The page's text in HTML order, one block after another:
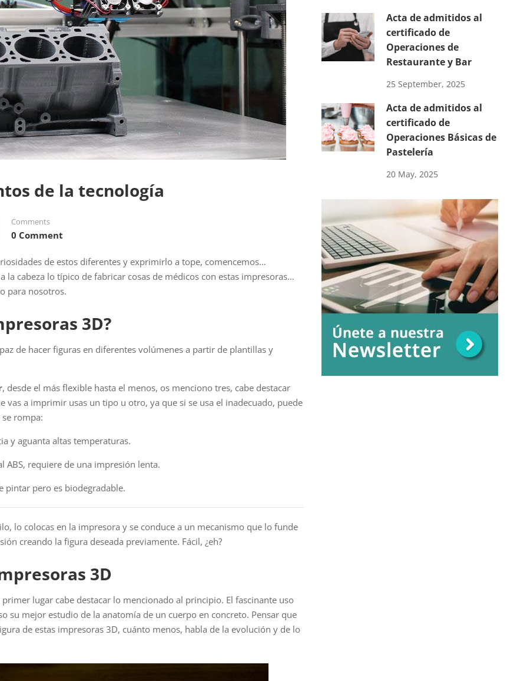
de la tecnología
Comments
0 Comment
de estos diferentes y exprimirlo a tope, comencemos…
la cabeza lo típico de fabricar cosas de médicos con estas impresoras…
para nosotros.
3D?
de hacer figuras en diferentes volúmenes a partir de plantillas y
, desde el más flexible hasta el menos, os menciono tres, cabe destacar
a imprimir usas un tipo u otro, ya que si se usa el inadecuado, puede
rompa:
y aguanta altas temperaturas.
ABS, requiere de una impresión lenta.
pintar pero es biodegradable.
lo colocas en la impresora y se conduce a un mecanismo que lo funde
creando la figura deseada previamente. Fácil, ¿eh?
3D
lugar cabe destacar lo mencionado al principio. El fascinante uso
su mejor estudio de la anatomía de un cuerpo en concreto. Pensar que
de estas impresoras 3D, cuánto menos, habla de la evolución y de lo
Acta de admitidos al
certificado de
Operaciones de
Restaurante y Bar
25 September, 2025
Acta de admitidos al
certificado de
Operaciones Básicas de
Pastelería
20 May, 2025